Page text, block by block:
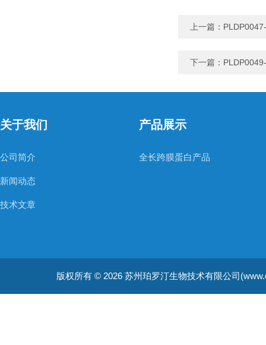
上一篇：
下一篇：
关于我们
公司简介
新闻动态
技术文章
产品展示
全长跨膜蛋白产品
版权所有 © 2026 苏州珀罗汀生物技术有限公司